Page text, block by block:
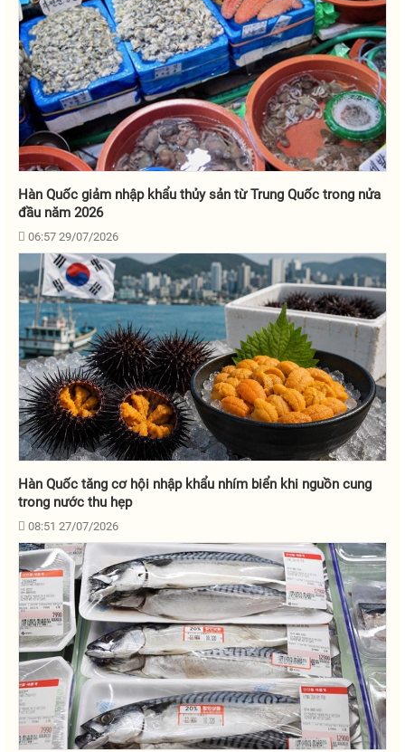
Hàn Quốc giảm nhập khẩu thủy sản từ Trung Quốc trong nửa
đầu năm 2026
06:57 29/07/2026
Hàn Quốc tăng cơ hội nhập khẩu nhím biển khi nguồn cung
trong nước thu hẹp
08:51 27/07/2026